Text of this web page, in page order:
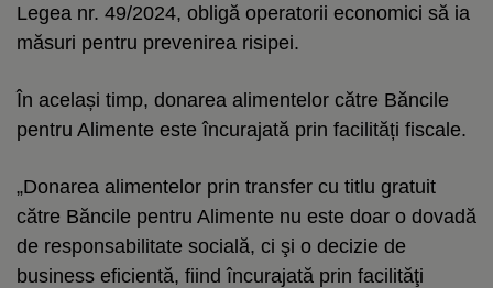
Legea nr. 49/2024, obligă operatorii economici să ia
măsuri pentru prevenirea risipei.
În același timp, donarea alimentelor către Băncile
pentru Alimente este încurajată prin facilități fiscale.
„Donarea alimentelor prin transfer cu titlu gratuit
către Băncile pentru Alimente nu este doar o dovadă
de responsabilitate socială, ci şi o decizie de
business eficientă, fiind încurajată prin facilităţi